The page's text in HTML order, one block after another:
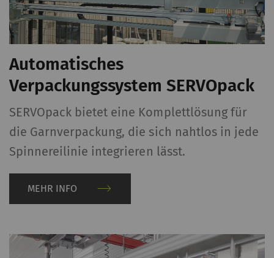
Automatisches
Verpackungssystem SERVOpack
SERVOpack bietet eine Komplettlösung für
die Garnverpackung, die sich nahtlos in jede
Spinnereilinie integrieren lässt.
MEHR INFO